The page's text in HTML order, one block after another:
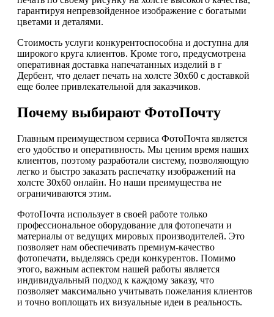
гарантируя непревзойденное изображение с богатыми
цветами и деталями.
Стоимость услуги конкурентоспособна и доступна для
широкого круга клиентов. Кроме того, предусмотрена
оперативная доставка напечатанных изделий в г
Дербент, что делает печать на холсте 30х60 с доставкой
еще более привлекательной для заказчиков.
Почему выбирают ФотоПочту
Главным преимуществом сервиса ФотоПочта является
его удобство и оперативность. Мы ценим время наших
клиентов, поэтому разработали систему, позволяющую
легко и быстро заказать распечатку изображений на
холсте 30х60 онлайн. Но наши преимущества не
ограничиваются этим.
ФотоПочта использует в своей работе только
профессиональное оборудование для фотопечати и
материалы от ведущих мировых производителей. Это
позволяет нам обеспечивать премиум-качество
фотопечати, выделяясь среди конкурентов. Помимо
этого, важным аспектом нашей работы является
индивидуальный подход к каждому заказу, что
позволяет максимально учитывать пожелания клиентов
и точно воплощать их визуальные идеи в реальность.